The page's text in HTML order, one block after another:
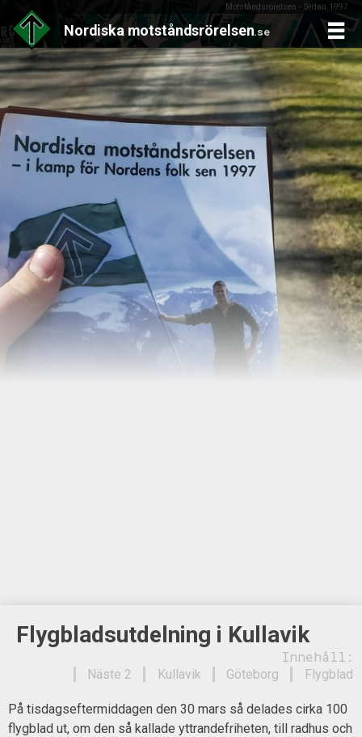
Motståndsrörelsen - Sedan 1997
Nordiska motståndsrörelsen.se
Skip
to
content
Flygbladsutdelning i Kullavik
Innehåll:
Flygblad
Göteborg
Kullavik
Näste 2
På tisdagseftermiddagen den 30 mars så delades cirka 100
flygblad ut, om den så kallade yttrandefriheten, till radhus och